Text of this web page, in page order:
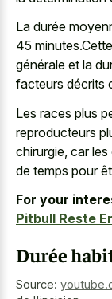
La durée
45
générale et la
facteurs décrits
Les races plus
reproducteurs
chirurgie, car
de temps pour
For your
Pitbull Reste
Durée
Source: